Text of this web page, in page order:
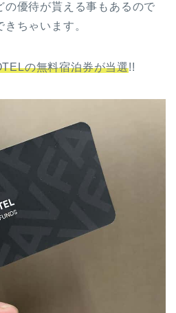
の優待が貰える事もあるので
ちゃいます。
の無料宿泊券が当選!!